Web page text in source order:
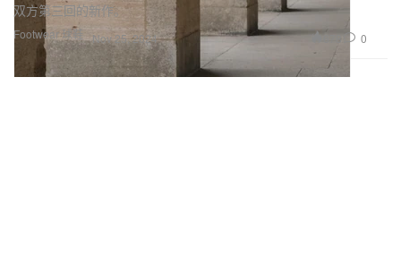
Footwear 球鞋
双方第三回的新作。
Nov 25, 2024 678 0